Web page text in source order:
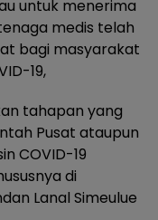
untuk menerima
medis telah
bagi masyarakat
19,
tahapan yang
Pusat ataupun
COVID-19
di
Lanal Simeulue